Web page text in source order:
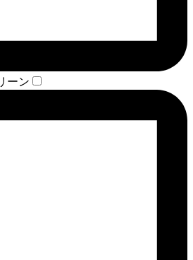
ーン